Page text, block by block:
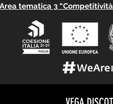
Area tematica 3